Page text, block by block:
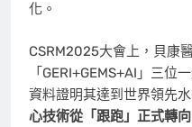
化。
CSRM2025大會上，貝康
「GERI+GEMS+AI」三位
資料證明其達到世界領先水
心技術從「跟跑」正式轉